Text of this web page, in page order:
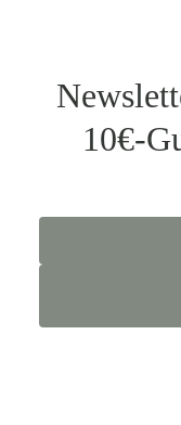
10€-